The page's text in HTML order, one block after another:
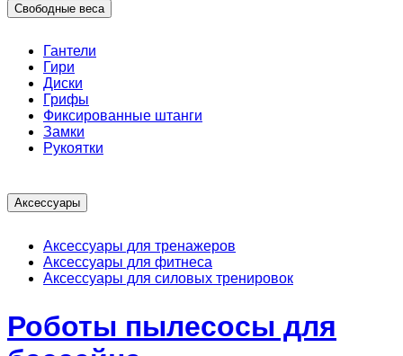
Свободные веса
Гантели
Гири
Диски
Грифы
Фиксированные штанги
Замки
Рукоятки
Аксессуары
Аксессуары для тренажеров
Аксессуары для фитнеса
Аксессуары для силовых тренировок
Роботы пылесосы для